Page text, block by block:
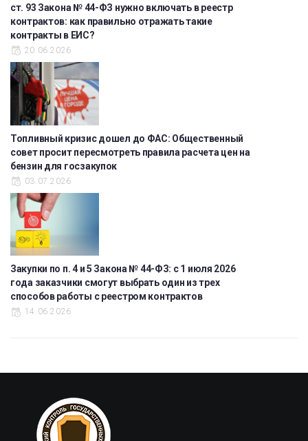
ст. 93 Закона № 44-ФЗ нужно включать в реестр
контрактов: как правильно отражать такие
контракты в ЕИС?
20.06.2026
Топливный кризис дошел до ФАС: Общественный
совет просит пересмотреть правила расчета цен на
бензин для госзакупок
03.07.2026
Закупки по п. 4 и 5 Закона № 44-ФЗ: с 1 июля 2026
года заказчики смогут выбрать один из трех
способов работы с реестром контрактов
14.06.2026